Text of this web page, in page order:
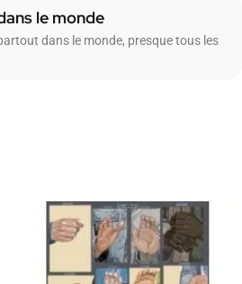
le monde
dans le monde, presque tous les